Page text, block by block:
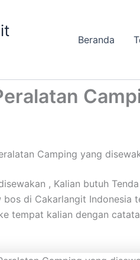
Beranda
Camping yang
, Kalian butuh
di Cakarlangit Indonesia
tempat kalian dengan